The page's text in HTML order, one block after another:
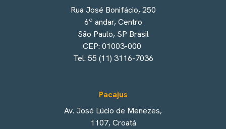
Rua José Bonifácio, 250
6º andar, Centro
São Paulo, SP Brasil
CEP: 01003-000
Tel. 55 (11) 3116-7036
Pacajus
Av. José Lúcio de Menezes,
1107, Croatá